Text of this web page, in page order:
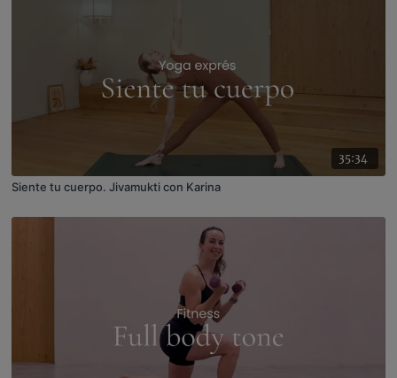
35:34
Siente tu cuerpo. Jivamukti con Karina